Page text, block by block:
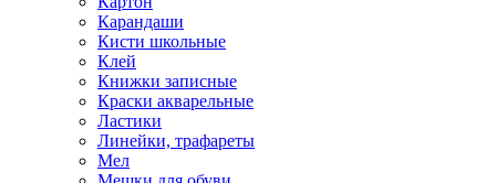
Карандаши
Кисти школьные
Клей
Книжки записные
Краски акварельные
Ластики
Линейки, трафареты
Мел